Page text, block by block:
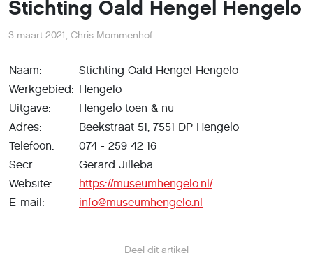
Stichting Oald Hengel Hengelo
Deel dit artikel
3 maart 2021, Chris Mommenhof
Naam:
Stichting Oald Hengel Hengelo
Werkgebied: Hengelo
Uitgave:
Hengelo toen & nu
Adres:
Beekstraat 51, 7551 DP Hengelo
Telefoon:
074 - 259 42 16
Secr.:
Gerard Jilleba
Website:
https://museumhengelo.nl/
E-mail:
info@museumhengelo.nl